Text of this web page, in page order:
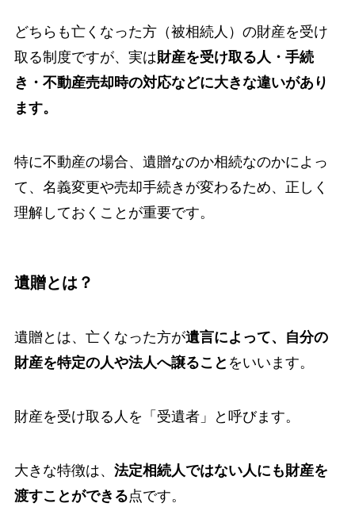
どちらも亡くなった方（被相続人）の財産を受け
取る制度ですが、実は財産を受け取る人・手続
き・不動産売却時の対応などに大きな違いがあり
ます。
特に不動産の場合、遺贈なのか相続なのかによっ
て、名義変更や売却手続きが変わるため、正しく
理解しておくことが重要です。
遺贈とは？
遺贈とは、亡くなった方が遺言によって、自分の
財産を特定の人や法人へ譲ること をいいます。
財産を受け取る人を「受遺者」と呼びます。
大きな特徴は、 法定相続人ではない人にも財産を
渡すことができる点です。